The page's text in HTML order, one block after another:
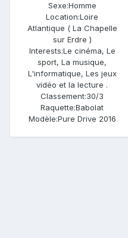
Sexe:Homme
Location:Loire
Atlantique ( La Chapelle
sur Erdre )
Interests:Le cinéma, Le
sport, La musique,
L'informatique, Les jeux
vidéo et la lecture .
Classement:30/3
Raquette:Babolat
Modèle:Pure Drive 2016